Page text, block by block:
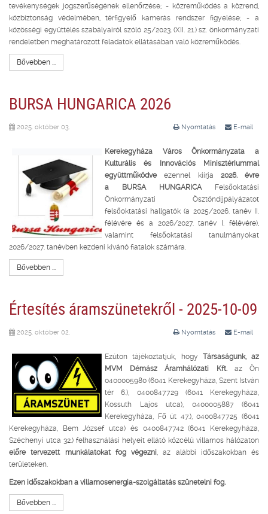
tevékenységek jogszerűségének ellenőrzése; - közreműködés a közrend,
közbiztonság védelmében, térfigyelő kamerás rendszer figyelése; - a
közösségi együttélés szabályairól szóló 25/2023. (XII. 21.) sz. önkormányzati
rendeletben meghatározott feladatok ellátásában való közreműködés.
Bővebben ...
BURSA HUNGARICA 2026
Nyomtatás E-mail
2025. október 03.
Kerekegyháza Város Önkormányzata a
Kulturális és Innovációs Minisztériummal
együttműködveezennel kiírja 2026. évre
a
BURSA HUNGARICA Felsőoktatási
Önkormányzati Ösztöndíjpályázatot
felsőoktatási hallgatók (a 2025/2026. tanév II.
félévére és a 2026/2027. tanév I. félévére),
valamint felsőoktatási tanulmányokat
2026/2027. tanévben kezdeni kívánó fiatalok számára.
Bővebben ...
Értesítés áramszünetekről - 2025-10-09
Nyomtatás E-mail
2025. október 02.
Ezúton tájékoztatjuk, hogy Társaságunk, az
MVM Démász Áramhálózati Kft.az Ön
0400005980 (6041 Kerekegyháza, Szent István
tér 6.), 0400847729 (6041 Kerekegyháza,
Kossuth Lajos utca), 0400005887 (6041
Kerekegyháza, Fő út 47.), 0400847725 (6041
Kerekegyháza, Bem József utca) és 0400847742 (6041 Kerekegyháza,
Széchenyi utca 32.) felhasználási helyeit ellátó közcélú villamos hálózaton
előre tervezett munkálatokat fog végezni , az alábbi időszakokban és
területeken.
Ezen időszakokban a villamosenergia-szolgáltatás szünetelni fog.
Bővebben ...